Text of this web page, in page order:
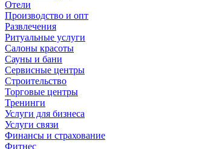
Отели
Производство и опт
Развлечения
Ритуальные услуги
Салоны красоты
Сауны и бани
Сервисные центры
Строительство
Торговые центры
Тренинги
Услуги для бизнеса
Услуги связи
Финансы и страхование
Фитнес